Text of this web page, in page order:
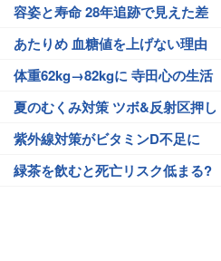
容姿と寿命 28年追跡で見えた差
あたりめ 血糖値を上げない理由
体重62kg→82kgに 寺田心の生活
夏のむくみ対策 ツボ&反射区押し
紫外線対策がビタミンD不足に
緑茶を飲むと死亡リスク低まる?